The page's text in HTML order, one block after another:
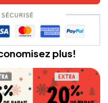
plus!